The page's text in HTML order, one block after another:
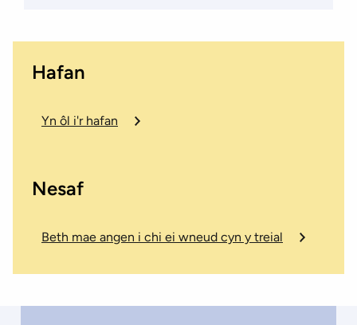
Hafan
Yn ôl i'r hafan
Nesaf
Beth mae angen i chi ei wneud cyn y treial